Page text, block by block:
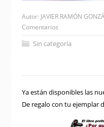
Autor: JAVIER RAMÓN
Comentarios
Sin categoría
Ya están disponibles las
De regalo con tu ejemplar